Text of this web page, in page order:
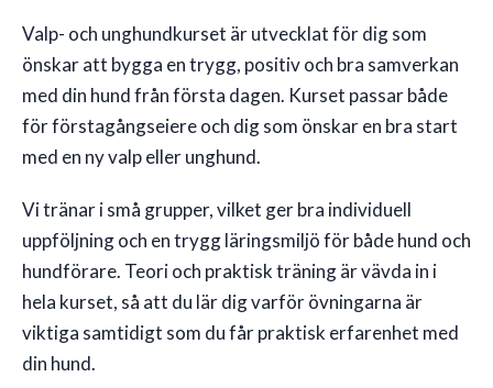
🇸🇪SE
Valp- och unghundkurset är utvecklat för dig som
önskar att bygga en trygg, positiv och bra samverkan
med din hund från första dagen. Kurset passar både
för förstagångseiere och dig som önskar en bra start
med en ny valp eller unghund.
Vi tränar i små grupper, vilket ger bra individuell
uppföljning och en trygg läringsmiljö för både hund och
hundförare. Teori och praktisk träning är vävda in i
hela kurset, så att du lär dig varför övningarna är
viktiga samtidigt som du får praktisk erfarenhet med
din hund.